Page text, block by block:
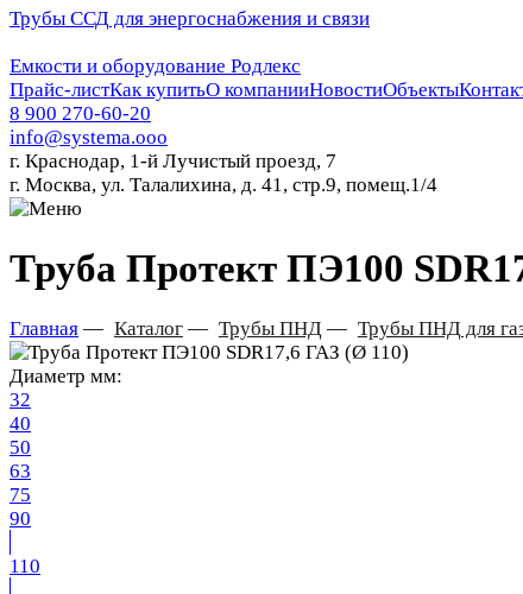
Трубы ССД для энергоснабжения и связи
Емкости и оборудование Родлекс
Прайс-листКак купитьО компанииНовостиОбъекты
8 900 270-60-20
info@systema.ooo
г. Краснодар, 1-й Лучистый проезд, 7
г. Москва, ул. Талалихина, д. 41, стр.9, помещ.1/4
Труба Протект ПЭ100
Главная — Каталог— Трубы ПНД — Трубы ПНД для
Диаметр мм:
32
40
50
63
75
90
110